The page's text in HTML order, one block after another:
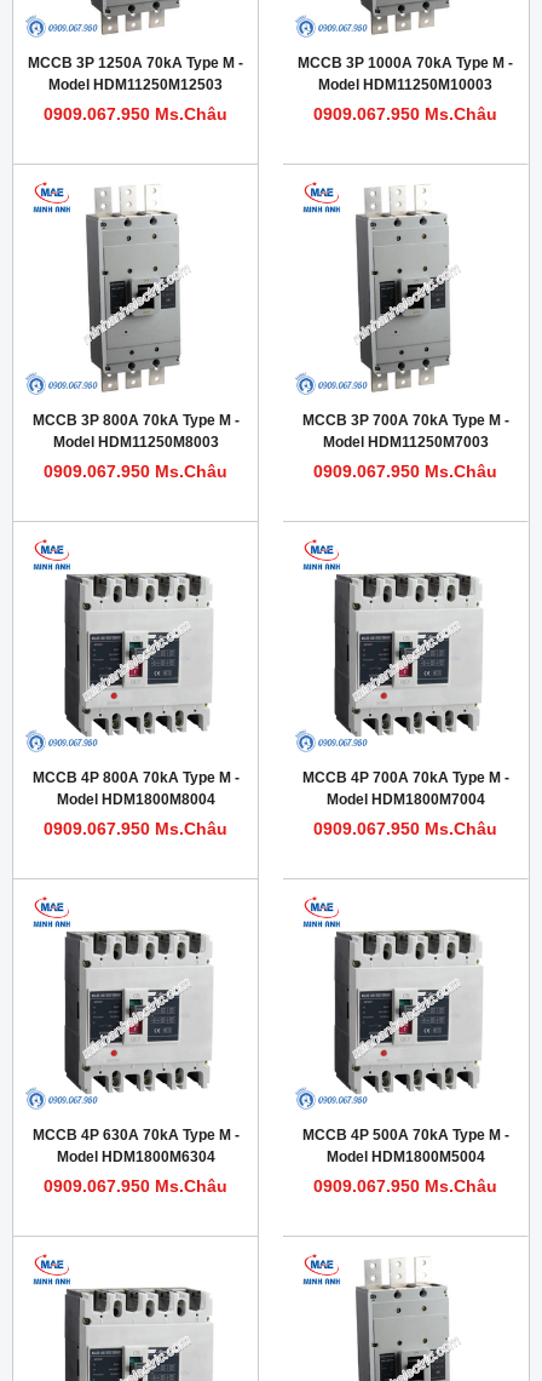
MCCB 3P 1250A 70kA Type M -
Model HDM11250M12503
0909.067.950 Ms.Châu
MCCB 3P 1000A 70kA Type M -
Model HDM11250M10003
0909.067.950 Ms.Châu
MCCB 3P 800A 70kA Type M -
Model HDM11250M8003
0909.067.950 Ms.Châu
MCCB 3P 700A 70kA Type M -
Model HDM11250M7003
0909.067.950 Ms.Châu
MCCB 4P 800A 70kA Type M -
Model HDM1800M8004
0909.067.950 Ms.Châu
MCCB 4P 700A 70kA Type M -
Model HDM1800M7004
0909.067.950 Ms.Châu
MCCB 4P 630A 70kA Type M -
Model HDM1800M6304
0909.067.950 Ms.Châu
MCCB 4P 500A 70kA Type M -
Model HDM1800M5004
0909.067.950 Ms.Châu